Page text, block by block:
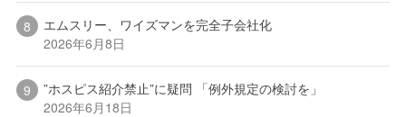
エムスリー、ワイズマンを完全子会社化
2026年6月8日
”ホスピス紹介禁止”に疑問 「例外規定の検討を」
2026年6月18日